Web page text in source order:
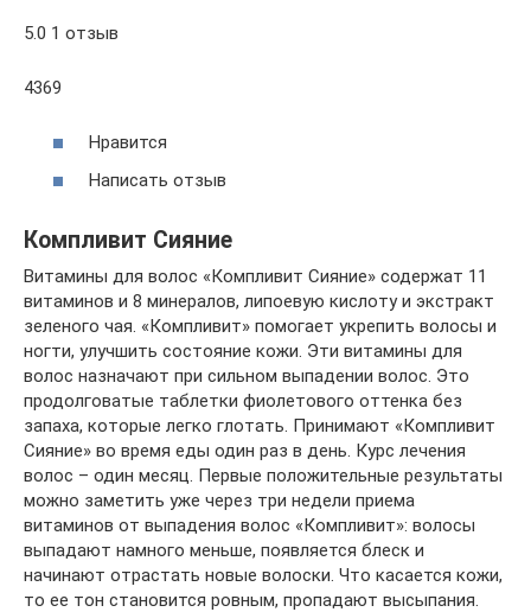
5.0 1 отзыв
4369
Нравится
Написать отзыв
Компливит Сияние
Витамины для волос «Компливит Сияние» содержат 11
витаминов и 8 минералов, липоевую кислоту и экстракт
зеленого чая. «Компливит» помогает укрепить волосы и
ногти, улучшить состояние кожи. Эти витамины для
волос назначают при сильном выпадении волос. Это
продолговатые таблетки фиолетового оттенка без
запаха, которые легко глотать. Принимают «Компливит
Сияние» во время еды один раз в день. Курс лечения
волос – один месяц. Первые положительные результаты
можно заметить уже через три недели приема
витаминов от выпадения волос «Компливит»: волосы
выпадают намного меньше, появляется блеск и
начинают отрастать новые волоски. Что касается кожи,
то ее тон становится ровным, пропадают высыпания.